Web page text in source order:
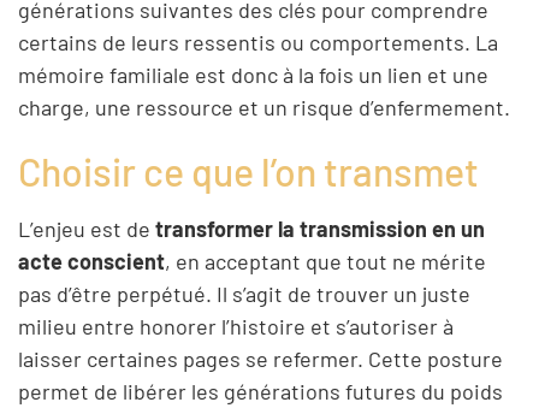
générations suivantes des clés pour comprendre
certains de leurs ressentis ou comportements. La
mémoire familiale est donc à la fois un lien et une
charge, une ressource et un risque d’enfermement.
Choisir ce que l’on transmet
L’enjeu est de transformer la transmission en un
acte conscient, en acceptant que tout ne mérite
pas d’être perpétué. Il s’agit de trouver un juste
milieu entre honorer l’histoire et s’autoriser à
laisser certaines pages se refermer. Cette posture
permet de libérer les générations futures du poids